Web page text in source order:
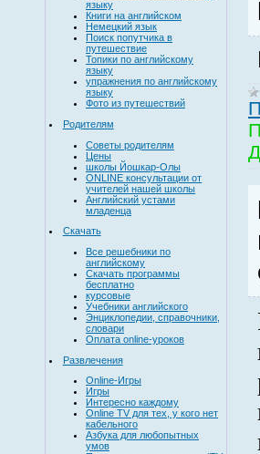
языку
Книги на английском
Немецкий язык
Поиск попутчика в
путешествие
Топики по английскому
языку
упражнения по английскому
языку
Фото из путешествий
Родителям
Советы родителям
Цены
школы Йошкар-Олы
ONLINE консультации от
учителей нашей школы
Английский устами
младенца
Скачать
Все решебники по
английскому
Скачать программы
бесплатно
курсовые
Учебники английского
Энциклопедии, справочники,
словари
Оплата online-уроков
Развлечения
Online-Игры
Игры
Интересно каждому
Online TV для тех, у кого нет
кабельного
Азбука для любопытных
умов